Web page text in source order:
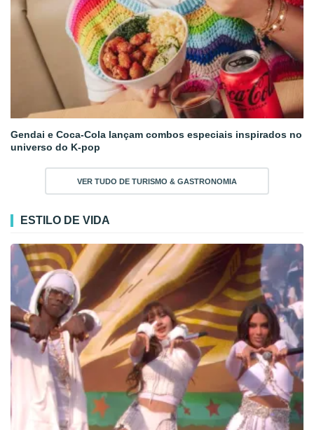
Gendai e Coca-Cola lançam combos especiais inspirados no
universo do K-pop
VER TUDO DE TURISMO & GASTRONOMIA
ESTILO DE VIDA